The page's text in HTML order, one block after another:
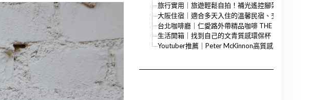
旅行實用｜旅遊輕鬆自拍！補光遙控腳架多功能合一的
大阪住宿｜適合多天入住的溫馨民宿、交通方便的齊興館
台北咖啡廳｜仁愛路外帶精品咖啡 THE NORMAL
生活開箱｜找到自己的文青質感環保杯， 良杯製所
Youtuber推薦｜Peter McKinnon高質感攝影、照相教學